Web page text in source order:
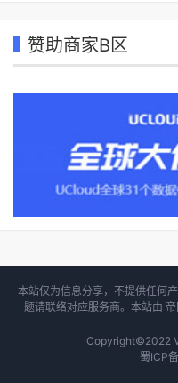
赞助商家B区
本站仅为信息分享，不提供任何
题请联络对应服务商。本站由
Copyright©2022
蜀ICP